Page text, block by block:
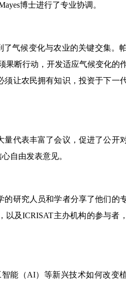
博士进行了专业协调。
了气候变化与农业的关键交集。
果断行动，开发适应气候变化的
须让农民拥有知识，投资于下一
量代表丰富了会议，促进了公开
自由发表意见。
的研究人员和学者分享了他们的
以及ICRISAT主办机构的参与者
能（AI）等新兴技术如何改变